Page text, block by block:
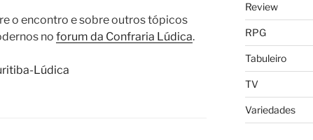
o encontro e sobre outros tópicos
no forum da Confraria Lúdica.
Review
RPG
Tabuleiro
TV
Variedades